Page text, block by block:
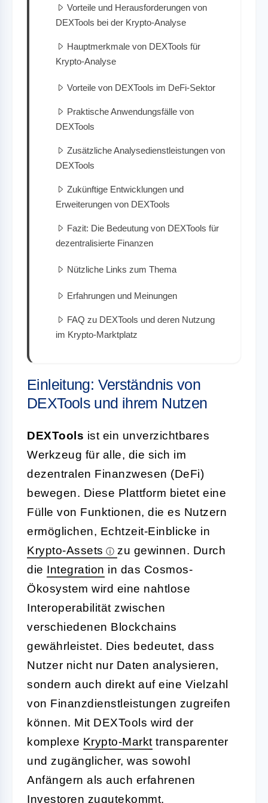
Vorteile und Herausforderungen von
DEXTools bei der Krypto-Analyse
Hauptmerkmale von DEXTools für
Krypto-Analyse
Vorteile von DEXTools im DeFi-Sektor
Praktische Anwendungsfälle von
DEXTools
Zusätzliche Analysedienstleistungen von
DEXTools
Zukünftige Entwicklungen und
Erweiterungen von DEXTools
Fazit: Die Bedeutung von DEXTools für
dezentralisierte Finanzen
Nützliche Links zum Thema
Erfahrungen und Meinungen
FAQ zu DEXTools und deren Nutzung
im Krypto-Marktplatz
Einleitung: Verständnis von
DEXTools und ihrem Nutzen
DEXTools ist ein unverzichtbares
Werkzeug für alle, die sich im
dezentralen Finanzwesen (DeFi)
bewegen. Diese Plattform bietet eine
Fülle von Funktionen, die es Nutzern
ermöglichen, Echtzeit-Einblicke in
Krypto-Assets
zu gewinnen. Durch
die Integration in das Cosmos-
Ökosystem wird eine nahtlose
Interoperabilität zwischen
verschiedenen Blockchains
gewährleistet. Dies bedeutet, dass
Nutzer nicht nur Daten analysieren,
sondern auch direkt auf eine Vielzahl
von Finanzdienstleistungen zugreifen
können. Mit DEXTools wird der
komplexe Krypto-Markt transparenter
und zugänglicher, was sowohl
Anfängern als auch erfahrenen
Investoren zugutekommt.